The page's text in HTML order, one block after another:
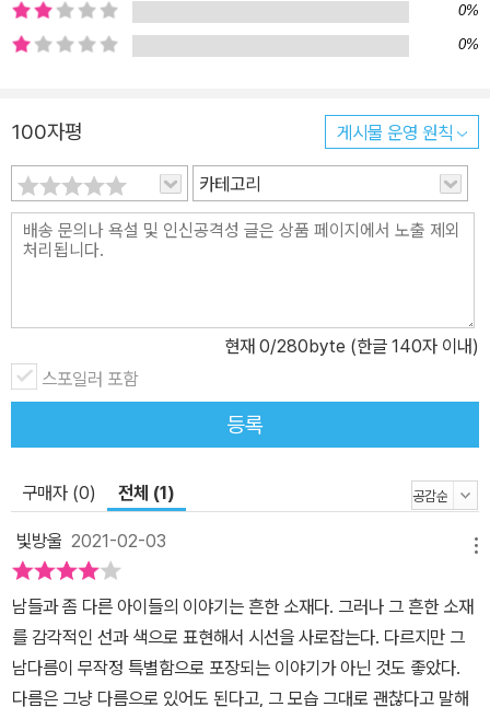
예요. 학교 가는 길에 만났던 무채색 아이들이 어느새 제각각 다른 색
을 입고 있는 게 보이니까요. 이제 골리앗이 고민의 답을 찾은 것 같
0%
0%
100자평 게시물 운영 원칙
카테고리
현재 0/280byte (한글 140자 이내)
스포일러 포함
등록
구매자 (0) 전체 (1)
빛방울 2021-02-03
남들과 좀 다른 아이들의 이야기는 흔한 소재다. 그러나 그 흔한 소재
를 감각적인 선과 색으로 표현해서 시선을 사로잡는다. 다르지만 그
남다름이 무작정 특별함으로 포장되는 이야기가 아닌 것도 좋았다.
다름은 그냥 다름으로 있어도 된다고, 그 모습 그대로 괜찮다고 말해